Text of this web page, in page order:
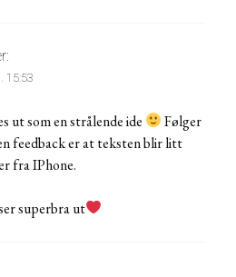
15:53
ut som en strålende ide
Følger
feedback er at teksten blir litt
fra IPhone.
superbra ut